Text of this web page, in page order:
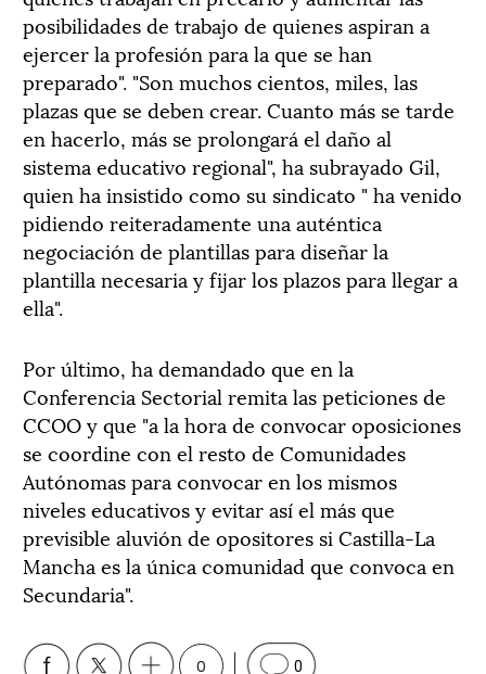
posibilidades de trabajo de quienes aspiran a
ejercer la profesión para la que se han
preparado". "Son muchos cientos, miles, las
plazas que se deben crear. Cuanto más se tarde
en hacerlo, más se prolongará el daño al
sistema educativo regional", ha subrayado Gil,
quien ha insistido como su sindicato " ha venido
pidiendo reiteradamente una auténtica
negociación de plantillas para diseñar la
plantilla necesaria y fijar los plazos para llegar a
ella".
Por último, ha demandado que en la
Conferencia Sectorial remita las peticiones de
CCOO y que "a la hora de convocar oposiciones
se coordine con el resto de Comunidades
Autónomas para convocar en los mismos
niveles educativos y evitar así el más que
previsible aluvión de opositores si Castilla-La
Mancha es la única comunidad que convoca en
Secundaria".
0 0